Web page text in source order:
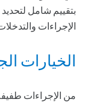
بتقييم شامل
الإجراءات
الخيارات
من الإجراءات